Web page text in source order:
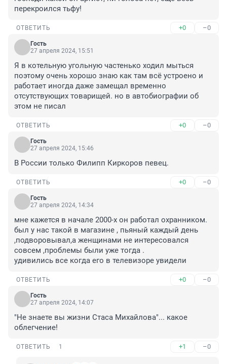
перекроился тьфу!
ОТВЕТИТЬ +0 –0
Гость
27 апреля 2024, 15:51
Я в котельную угольную частенько ходил мыться
поэтому очень хорошо знаю как там всё устроено и
работает иногда даже замещал временно
отсутствующих товарищей. но в автобиографии об
этом не писал
ОТВЕТИТЬ +0 –0
Гость
27 апреля 2024, 15:46
В России только Филипп Киркоров певец.
ОТВЕТИТЬ +0 –0
Гость
27 апреля 2024, 14:34
мне кажется в начале 2000-х он работал охранником.
был у нас такой в магазине , пьяный каждый день
,подворовывал,а женщинами не интересовался
совсем ,проблемы были уже тогда .
удивились все когда его в телевизоре увидели
ОТВЕТИТЬ +0 –0
Гость
27 апреля 2024, 14:07
"Не знаете вы жизни Стаса Михайлова"... какое
облегчение!
ОТВЕТИТЬ 1 +1 –0